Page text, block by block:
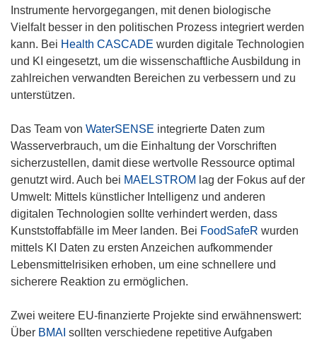
Instrumente hervorgegangen, mit denen biologische
Vielfalt besser in den politischen Prozess integriert werden
kann. Bei Health CASCADE wurden digitale Technologien
und KI eingesetzt, um die wissenschaftliche Ausbildung in
zahlreichen verwandten Bereichen zu verbessern und zu
unterstützen.
Das Team von WaterSENSE integrierte Daten zum
Wasserverbrauch, um die Einhaltung der Vorschriften
sicherzustellen, damit diese wertvolle Ressource optimal
genutzt wird. Auch bei MAELSTROM lag der Fokus auf der
Umwelt: Mittels künstlicher Intelligenz und anderen
digitalen Technologien sollte verhindert werden, dass
Kunststoffabfälle im Meer landen. Bei FoodSafeR wurden
mittels KI Daten zu ersten Anzeichen aufkommender
Lebensmittelrisiken erhoben, um eine schnellere und
sicherere Reaktion zu ermöglichen.
Zwei weitere EU-finanzierte Projekte sind erwähnenswert:
Über BMAI sollten verschiedene repetitive Aufgaben